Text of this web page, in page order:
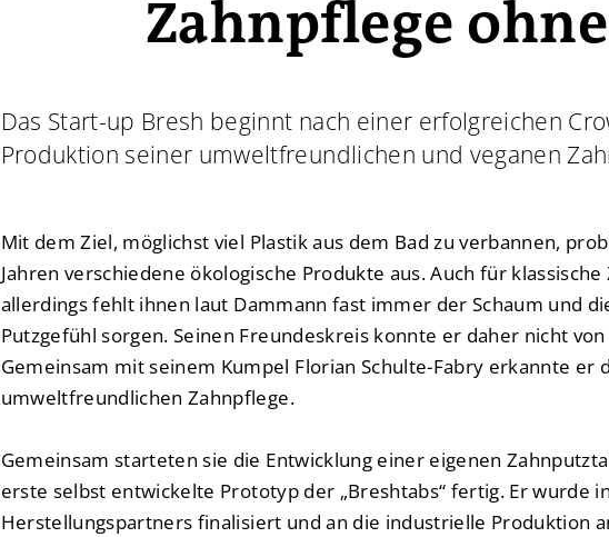
Zahnpflege
Das Start-up Bresh beginnt nach einer erfolgreichen
Produktion seiner umweltfreundlichen und veganen
Mit dem Ziel, möglichst viel Plastik aus dem Bad zu verbannen,
Jahren verschiedene ökologische Produkte aus. Auch für
allerdings fehlt ihnen laut Dammann fast immer der Schaum und
Putzgefühl sorgen. Seinen Freundeskreis konnte er daher nicht
Gemeinsam mit seinem Kumpel Florian Schulte-Fabry erkannte er
umweltfreundlichen Zahnpflege.
Gemeinsam starteten sie die Entwicklung einer eigenen
erste selbst entwickelte Prototyp der „Breshtabs“ fertig. Er wurde
Herstellungspartners finalisiert und an die industrielle Produktion